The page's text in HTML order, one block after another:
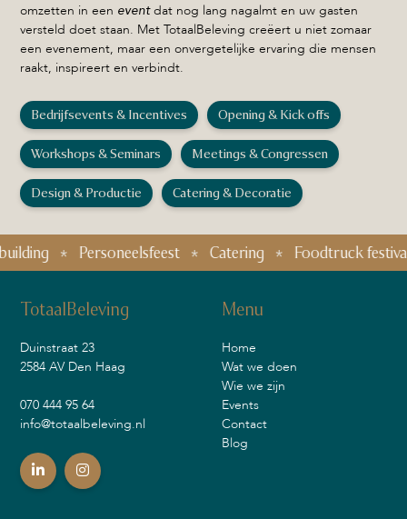
omzetten in een eventdat nog lang nagalmt en uw gasten
versteld doet staan. Met TotaalBeleving creëert u niet zomaar
een evenement, maar een onvergetelijke ervaring die mensen
raakt, inspireert en verbindt.
Bedrijfsevents & Incentives Opening & Kick offs
Workshops & Seminars Meetings & Congressen
Design & Productie Catering & Decoratie
Personeelsfeest Catering Foodtruck festival
TotaalBeleving
Duinstraat 23
2584 AV Den Haag
070 444 95 64
info@totaalbeleving.nl
Menu
Home
Wat we doen
Wie we zijn
Events
Contact
Blog